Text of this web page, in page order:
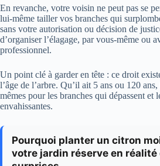
En revanche, votre voisin ne peut pas se
lui-même tailler vos branches qui
sans votre autorisation ou décision de
d’organiser l’élagage, par vous-même ou
professionnel.
Un point clé à garder en tête : ce droit
l’âge de l’arbre. Qu’il ait 5 ans ou 120
mêmes pour les branches qui dépassent et
envahissantes.
Pourquoi planter un citron
votre jardin réserve en réalité